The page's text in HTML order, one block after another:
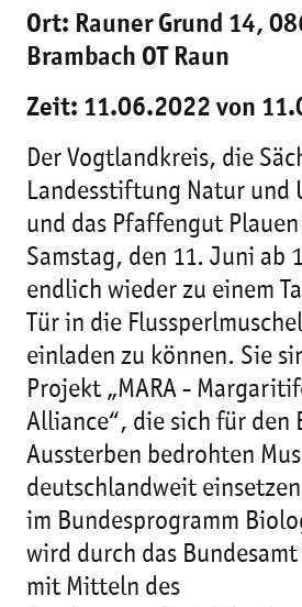
Ort: Rauner Grund 14,
Brambach OT Raun
Zeit: 11.06.2022 von
Der Vogtlandkreis, die
Landesstiftung Natur und
und das Pfaffengut
Samstag, den 11. Juni ab
endlich wieder zu einem
Tür in die
einladen zu können. Sie
Projekt „MARA -
Alliance“, die sich für den
Aussterben bedrohten
deutschlandweit
im Bundesprogramm
wird durch das
mit Mitteln des